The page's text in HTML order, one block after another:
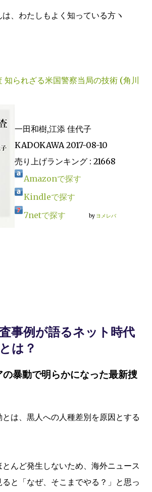
、わたしもよく知っている方ヽ
知られざる米国警察当局の技術 (角川
一田和樹,江添 佳代子
KADOKAWA 2017-08-10
売り上げランキング : 21668
Amazonで探す
Kindleで探す
7netで探す
by ヨメレバ
事例が語るネット時代
は？
の暴動で明らかになった最新捜
は、黒人への人種差別を原因とする
んど発生しないため、海外ニュース
と「なぜ、そこまでやる？」と思っ